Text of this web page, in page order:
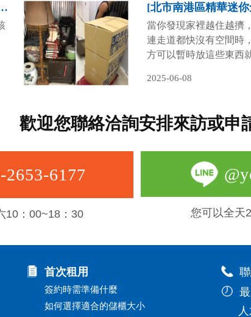
就是我心目中「多一間房」的好幫手！
當你發現家裡越住越擠
連走道都快沒有空間時
方可以暫時放這些東西
2025-06-08
歡迎您聯絡洽詢安排來訪或申
2653-6177
10：00~18：30 您可以全天
首次租用
簽約時需準備什麼
如何選擇適合的儲櫃大小
人